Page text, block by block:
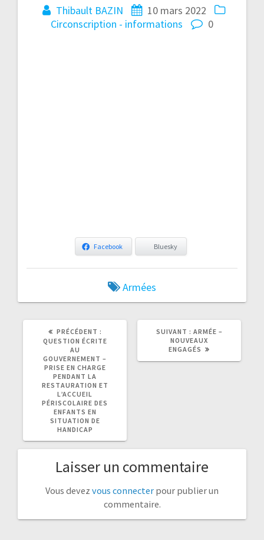
Thibault BAZIN
10 mars 2022
Circonscription - informations
0
Facebook Bluesky
Armées
PRÉCÉDENT :
ARTICLE
PRÉCÉDENT
QUESTION ÉCRITE
AU
GOUVERNEMENT –
PRISE EN CHARGE
PENDANT LA
RESTAURATION ET
L’ACCUEIL
PÉRISCOLAIRE DES
ENFANTS EN
SITUATION DE
HANDICAP
SUIVANT :
ARTICLE
ARMÉE –
NOUVEAUX
ENGAGÉS
Laisser un commentaire
Vous devez vous connecter pour publier un
commentaire.